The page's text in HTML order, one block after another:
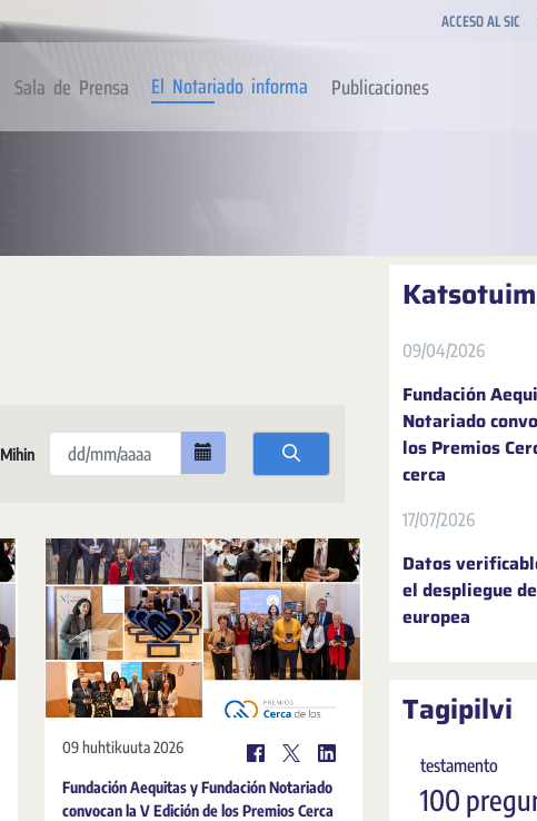
ACCESO AL SIC
Sala de Prensa El Notariado informa Publicaciones
Mihin
09 huhtikuuta 2026
Fundación Aequitas y Fundación Notariado
convocan la V Edición de los Premios Cerca
09/04/2026
Fundación
Notariado
los Premios
cerca
17/07/2026
Datos
el despliegue
europea
Tagipilvi
testamento
100